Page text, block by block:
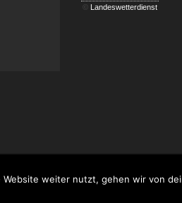
© Landeswetterdienst
weiter nutzt, gehen wir von